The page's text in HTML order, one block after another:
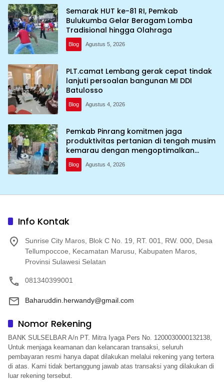
Semarak HUT ke-81 RI, Pemkab
Bulukumba Gelar Beragam Lomba
Tradisional hingga Olahraga
Blog Agustus 5, 2026
PLT.camat Lembang gerak cepat tindak
lanjuti persoalan bangunan MI DDI
Batulosso
Blog Agustus 4, 2026
Pemkab Pinrang komitmen jaga
produktivitas pertanian di tengah musim
kemarau dengan mengoptimalkan
program Irigasi perpompaan (Irpom)
Blog Agustus 4, 2026
Info Kontak
Sunrise City Maros, Blok C No. 19, RT. 001, RW. 000, Desa
Tellumpoccoe, Kecamatan Marusu, Kabupaten Maros,
Provinsi Sulawesi Selatan
081340399001
Baharuddin.herwandy@gmail.com
Nomor Rekening
BANK SULSELBAR A/n PT. Mitra Iyaga Pers No. 1200030000132138,
Untuk menjaga keamanan dan kelancaran transaksi, seluruh
pembayaran resmi hanya dapat dilakukan melalui rekening yang tertera
di atas. Kami tidak bertanggung jawab atas transaksi yang dilakukan di
luar rekening tersebut.